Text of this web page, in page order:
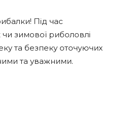
Під час
зимової риболовлі
та безпеку оточуючих
та уважними.